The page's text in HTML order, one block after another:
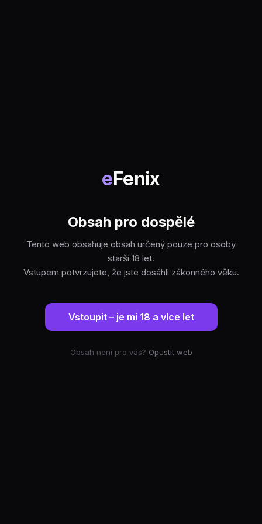
eFenix
Obsah pro dospělé
Tento web obsahuje obsah určený pouze pro osoby
starší 18 let.
Vstupem potvrzujete, že jste dosáhli zákonného věku.
Vstoupit – je mi 18 a více let
Obsah není pro vás? Opustit web